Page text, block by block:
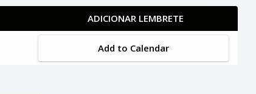
ADICIONAR LEMBRETE
Add to Calendar